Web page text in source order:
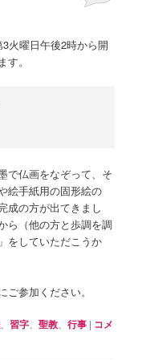
火曜日午後2時から開
。
で仏画をなぞって、そ
絵手紙用の固形絵の
成の方が出てきまし
ら（他の方と歩調を調
をしていただこうか
参加ください。
、習字 、聖教 、行事 | コメ